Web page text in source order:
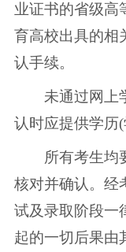
业证书的省级高
育高校出具的相
认手续。
未通过网上学
认时应提供学历(
所有考生均要
核对并确认。经
试及录取阶段一
起的一切后果由